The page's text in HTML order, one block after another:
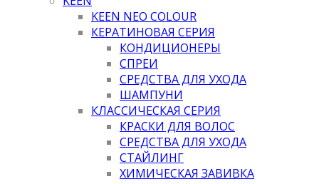
KEEN NEO COLOUR
КЕРАТИНОВАЯ СЕРИЯ
КОНДИЦИОНЕРЫ
СПРЕИ
СРЕДСТВА ДЛЯ УХОДА
ШАМПУНИ
КЛАССИЧЕСКАЯ СЕРИЯ
КРАСКИ ДЛЯ ВОЛОС
СРЕДСТВА ДЛЯ УХОДА
СТАЙЛИНГ
ХИМИЧЕСКАЯ ЗАВИВКА